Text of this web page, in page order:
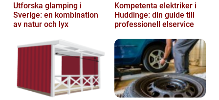
Utforska glamping i
Sverige: en kombination
av natur och lyx
Kompetenta elektriker i
Huddinge: din guide till
professionell elservice